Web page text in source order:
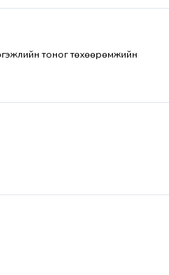
тоног төхөөрөмжийн